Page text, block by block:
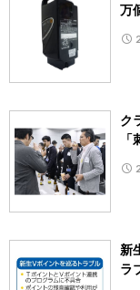
万
ク
「
新
ラ